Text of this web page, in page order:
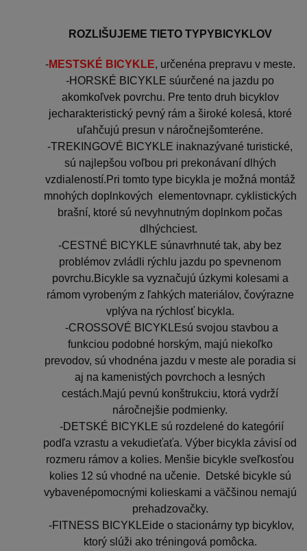
ROZLIŠUJEME TIETO TYPYBICYKLOV
-MESTSKÉ BICYKLE, určenéna prepravu v meste.
-HORSKÉ BICYKLE súurčené na jazdu po
akomkoľvek povrchu. Pre tento druh bicyklov
jecharakteristický pevný rám a široké kolesá, ktoré
uľahčujú presun v náročnejšomteréne.
-TREKINGOVÉ BICYKLE inaknazývané turistické,
sú najlepšou voľbou pri prekonávaní dlhých
vzdialeností.Pri tomto type bicykla je možná montáž
mnohých doplnkových elementovnapr. cyklistických
brašní, ktoré sú nevyhnutným doplnkom počas
dlhýchciest.
-CESTNÉ BICYKLE súnavrhnuté tak, aby bez
problémov zvládli rýchlu jazdu po spevnenom
povrchu.Bicykle sa vyznačujú úzkymi kolesami a
rámom vyrobeným z ľahkých materiálov, čovýrazne
vplýva na rýchlosť bicykla.
-CROSSOVÉ BICYKLEsú svojou stavbou a
funkciou podobné horským, majú niekoľko
prevodov, sú vhodnéna jazdu v meste ale poradia si
aj na kamenistých povrchoch a lesných
cestách.Majú pevnú konštrukciu, ktorá vydrží
náročnejšie podmienky.
-DETSKÉ BICYKLE sú rozdelené do kategórií
podľa vzrastu a vekudieťaťa. Výber bicykla závisí od
rozmeru rámov a kolies. Menšie bicykle sveľkosťou
kolies 12 sú vhodné na učenie. Detské bicykle sú
vybavenépomocnými kolieskami a väčšinou nemajú
prehadzovačky.
-FITNESS BICYKLEide o stacionárny typ bicyklov,
ktorý slúži ako tréningová pomôcka.